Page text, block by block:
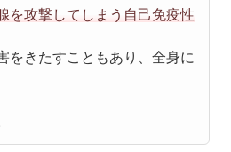
を攻撃してしまう自己免疫性
をきたすこともあり、全身に